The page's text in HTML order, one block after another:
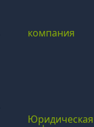
компания
Юридическая